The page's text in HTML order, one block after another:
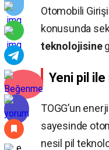
Otomobili
konusunda
teknolojisine
Yeni pil
TOGG’un
sayesinde
nesil pil